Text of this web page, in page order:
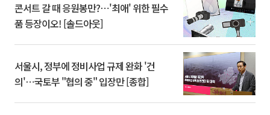
콘서트 갈 때 응원봉만?⋯'최애' 위한 필수
품 등장이오! [솔드아웃]
서울시, 정부에 정비사업 규제 완화 '건
의'⋯국토부 "협의 중" 입장만 [종합]